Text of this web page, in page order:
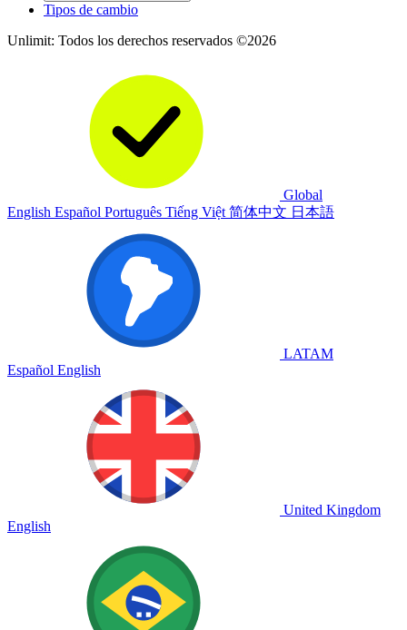
Tipos de cambio
Unlimit: Todos los derechos reservados ©2026
Global
English Español Português Tiếng Việt 简体中文 日本語
LATAM
Español English
United Kingdom
English